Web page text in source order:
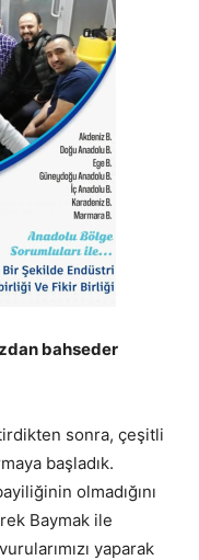
bahseder
sonra, çeşitli
başladık.
olmadığını
Baymak ile
yaparak